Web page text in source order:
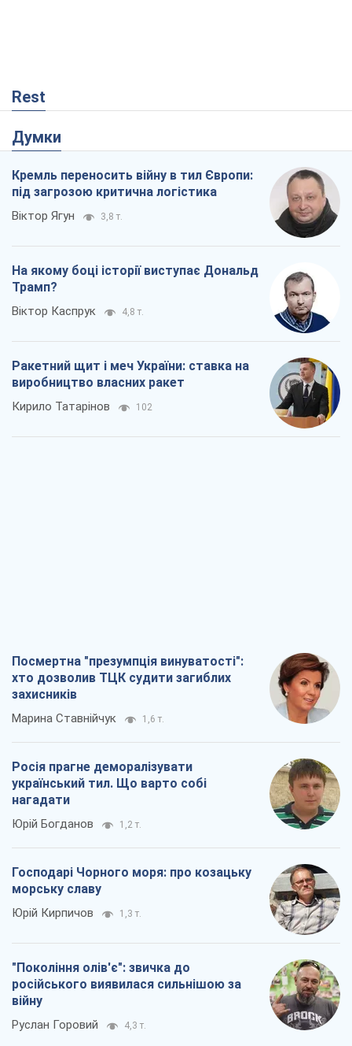
Rest
Думки
Кремль переносить війну в тил Європи:
під загрозою критична логістика
Віктор Ягун 3,8 т.
На якому боці історії виступає Дональд
Трамп?
Віктор Каспрук 4,8 т.
Ракетний щит і меч України: ставка на
виробництво власних ракет
Кирило Татарінов 102
Посмертна "презумпція винуватості":
хто дозволив ТЦК судити загиблих
захисників
Марина Ставнійчук 1,6 т.
Росія прагне деморалізувати
український тил. Що варто собі
нагадати
Юрій Богданов 1,2 т.
Господарі Чорного моря: про козацьку
морську славу
Юрій Кирпичов 1,3 т.
"Покоління олів'є": звичка до
російського виявилася сильнішою за
війну
Руслан Горовий 4,3 т.